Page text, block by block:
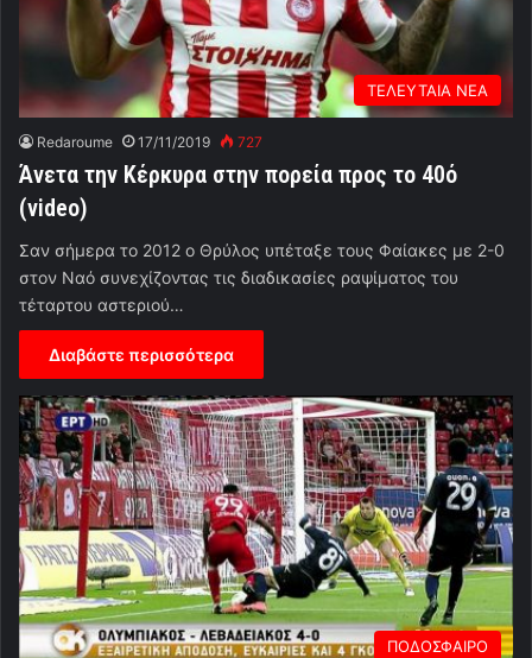
ΤΕΛΕΥΤΑΙΑ ΝΕΑ
Redaroume 17/11/2019 727
Άνετα την Κέρκυρα στην πορεία προς το 40ό
(video)
Σαν σήμερα το 2012 ο Θρύλος υπέταξε τους Φαίακες με 2-0
στον Ναό συνεχίζοντας τις διαδικασίες ραψίματος του
τέταρτου αστεριού…
Διαβάστε περισσότερα
ΠΟΔΟΣΦΑΙΡΟ